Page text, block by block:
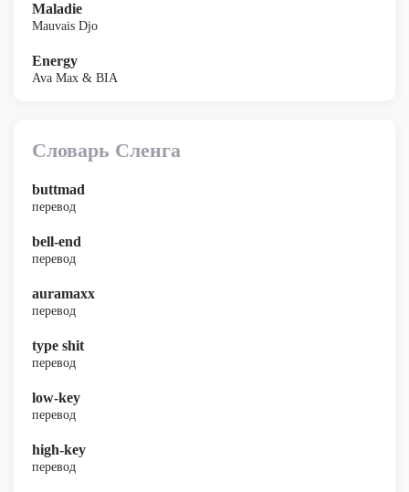
Maladie
Mauvais Djo
Energy
Ava Max & BIA
Словарь Сленга
buttmad
перевод
bell-end
перевод
auramaxx
перевод
type shit
перевод
low-key
перевод
high-key
перевод